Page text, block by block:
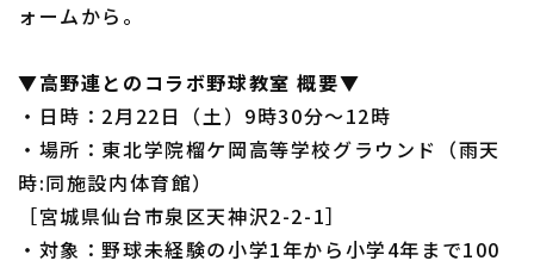
ォームから。
▼高野連とのコラボ野球教室 概要▼
・日時：2月22日（土）9時30分～12時
・場所：東北学院榴ケ岡高等学校グラウンド（雨天
時:同施設内体育館）
［宮城県仙台市泉区天神沢2-2-1］
・対象：野球未経験の小学1年から小学4年まで100